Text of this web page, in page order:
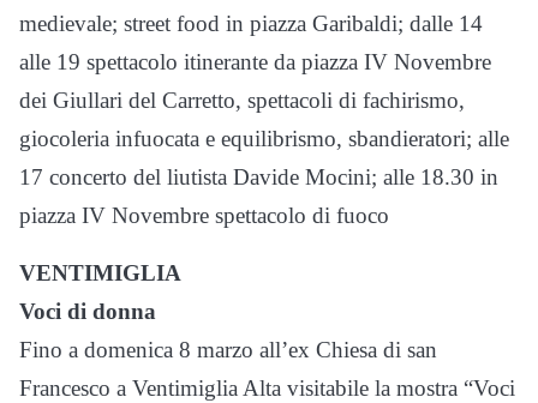
medievale; street food in piazza Garibaldi; dalle 14
alle 19 spettacolo itinerante da piazza IV Novembre
dei Giullari del Carretto, spettacoli di fachirismo,
giocoleria infuocata e equilibrismo, sbandieratori; alle
17 concerto del liutista Davide Mocini; alle 18.30 in
piazza IV Novembre spettacolo di fuoco
VENTIMIGLIA
Voci di donna
Fino a domenica 8 marzo all’ex Chiesa di san
Francesco a Ventimiglia Alta visitabile la mostra “Voci